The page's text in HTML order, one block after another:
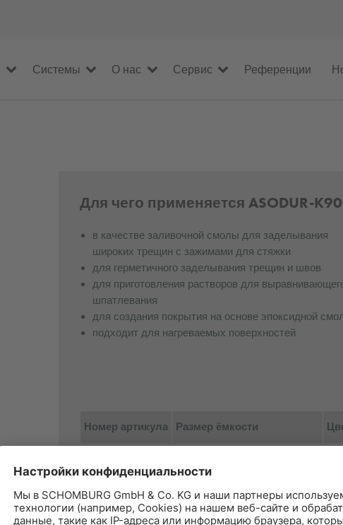
Системы О нас Сервис Референции
Для чего применяется ASODUR-
в качестве заливочной смолы для заделывания
широких трещин с зажимами для стяжки
для герметичного заделывания трещин и швов
для приготовления растворов для
шпатлевания
для создания покрытия на основе эпоксидной
подходит для нагреваемых поверхностей
Номер артикула Размер ёмкости
205070-002
0,5 кг, пакет для смешивания